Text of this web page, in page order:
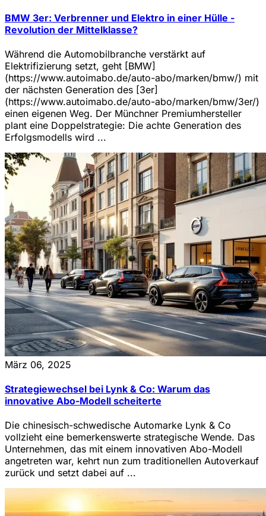
BMW 3er: Verbrenner und Elektro in einer Hülle -
Revolution der Mittelklasse?
Während die Automobilbranche verstärkt auf
Elektrifizierung setzt, geht [BMW]
(https://www.autoimabo.de/auto-abo/marken/bmw/) mit
der nächsten Generation des [3er]
(https://www.autoimabo.de/auto-abo/marken/bmw/3er/)
einen eigenen Weg. Der Münchner Premiumhersteller
plant eine Doppelstrategie: Die achte Generation des
Erfolgsmodells wird ...
März 06, 2025
Strategiewechsel bei Lynk & Co: Warum das
innovative Abo-Modell scheiterte
Die chinesisch-schwedische Automarke Lynk & Co
vollzieht eine bemerkenswerte strategische Wende. Das
Unternehmen, das mit einem innovativen Abo-Modell
angetreten war, kehrt nun zum traditionellen Autoverkauf
zurück und setzt dabei auf ...